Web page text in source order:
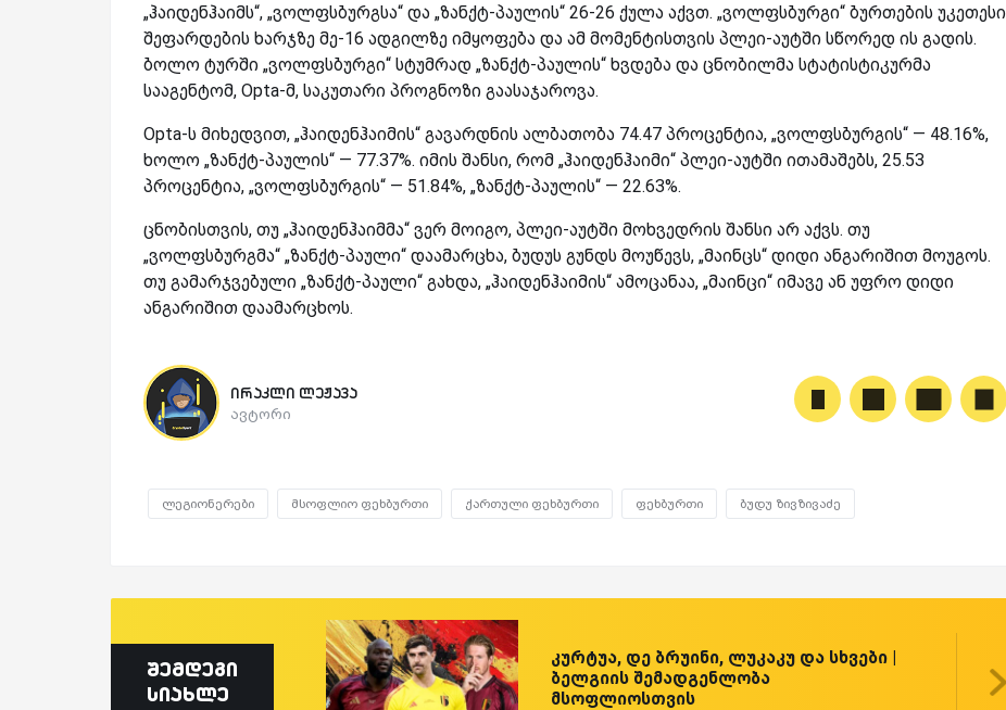
„ჰაიდენჰაიმს“, „ვოლფსბურგსა“ და „ზანქტ-პაულის“ 26-26 ქულა აქვთ. „ვოლფსბურგი“ ბურთების უკეთესი
შეფარდების ხარჯზე მე-16 ადგილზე იმყოფება და ამ მომენტისთვის პლეი-აუტში სწორედ ის გადის.
ბოლო ტურში „ვოლფსბურგი“ სტუმრად „ზანქტ-პაულის“ ხვდება და ცნობილმა სტატისტიკურმა
სააგენტომ, Opta-მ, საკუთარი პროგნოზი გაასაჯაროვა.
Opta-ს მიხედვით, „ჰაიდენჰაიმის“ გავარდნის ალბათობა 74.47 პროცენტია, „ვოლფსბურგის“ — 48.16%,
ხოლო „ზანქტ-პაულის“ — 77.37%. იმის შანსი, რომ „ჰაიდენჰაიმი“ პლეი-აუტში ითამაშებს, 25.53
პროცენტია, „ვოლფსბურგის“ — 51.84%, „ზანქტ-პაულის“ — 22.63%.
ცნობისთვის, თუ „ჰაიდენჰაიმმა“ ვერ მოიგო, პლეი-აუტში მოხვედრის შანსი არ აქვს. თუ
„ვოლფსბურგმა“ „ზანქტ-პაული“ დაამარცხა, ბუდუს გუნდს მოუწევს, „მაინცს“ დიდი ანგარიშით მოუგოს.
თუ გამარჯვებული „ზანქტ-პაული“ გახდა, „ჰაიდენჰაიმის“ ამოცანაა, „მაინცი“ იმავე ან უფრო დიდი
ანგარიშით დაამარცხოს.
ირაკლი ლეჟავა
ავტორი
ლეგიონერები მსოფლიო ფეხბურთი ქართული ფეხბურთი ფეხბურთი ბუდუ ზივზივაძე
შემდეგი
სიახლე
კურტუა, დე ბრუინი, ლუკაკუ და სხვები |
ბელგიის შემადგენლობა
მსოფლიოსთვის